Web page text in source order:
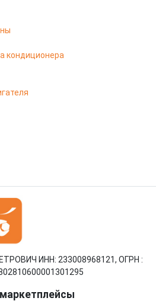
кондиционера
ИНН: 233008968121, ОГРН :